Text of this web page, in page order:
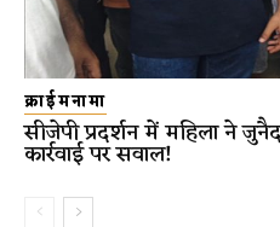
क्राईमनामा
सीजेपी प्रदर्शन में महिला ने
कार्रवाई पर सवाल!